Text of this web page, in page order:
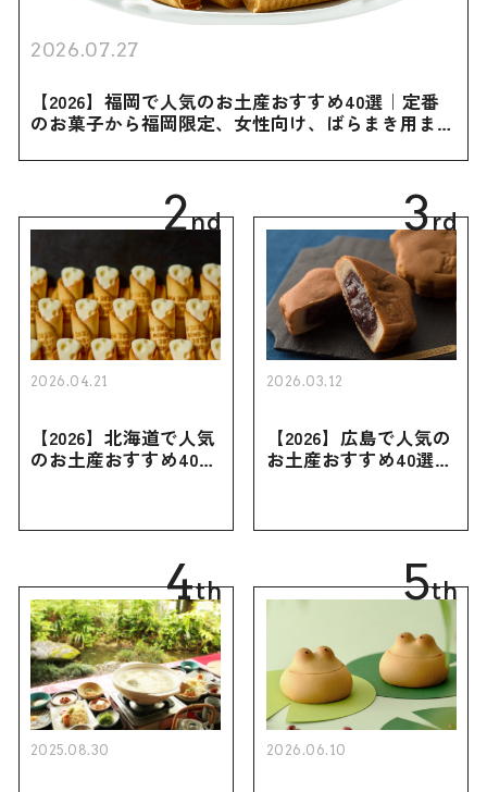
2026.07.27
【2026】福岡で人気のお土産おすすめ40選｜定番
のお菓子から福岡限定、女性向け、ばらまき用まで
2nd
2026.04.21
【2026】北海道で人気
のお土産おすすめ40選
買えない限定品、女性
3rd
2026.03.12
【2026】広島で人気の
お土産おすすめ40選｜
き用、女性向けまで幅
4th
2025.08.30
5th
2026.06.10